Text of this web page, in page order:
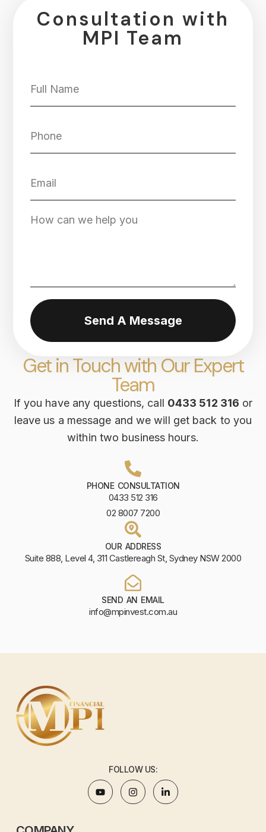
Get in Touch with Our Expert
Team
If you have any questions, call 0433 512 316 or
leave us a message and we will get back to you
within two business hours.
PHONE CONSULTATION
0433 512 316
02 8007 7200
OUR ADDRESS
Suite 888, Level 4, 311 Castlereagh St, Sydney NSW 2000
SEND AN EMAIL
info@mpinvest.com.au
Consultation with
MPI Team
Send A Message
FOLLOW US: